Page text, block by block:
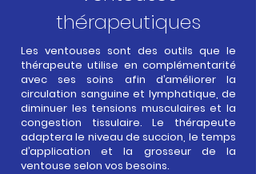
thérapeutiques
Les ventouses sont des outils que le
thérapeute utilise en complémentarité
avec ses soins afin d’améliorer la
circulation sanguine et lymphatique, de
diminuer les tensions musculaires et la
congestion tissulaire. Le thérapeute
adaptera le niveau de succion, le temps
d’application et la grosseur de la
ventouse selon vos besoins.